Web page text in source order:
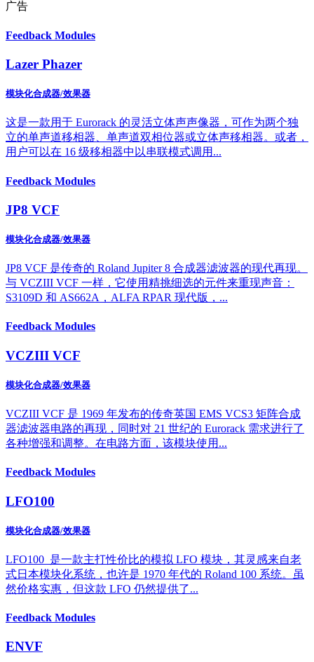
广告
Feedback Modules
Lazer Phazer
模块化合成器/效果器
这是一款用于 Eurorack 的灵活立体声声像器，可作为两个独
立的单声道移相器、单声道双相位器或立体声移相器。或者，
用户可以在 16 级移相器中以串联模式调用...
Feedback Modules
JP8 VCF
模块化合成器/效果器
JP8 VCF 是传奇的 Roland Jupiter 8 合成器滤波器的现代再现。
与 VCZIII VCF 一样，它使用精挑细选的元件来重现声音：
S3109D 和 AS662A，ALFA RPAR 现代版，...
Feedback Modules
VCZIII VCF
模块化合成器/效果器
VCZIII VCF 是 1969 年发布的传奇英国 EMS VCS3 矩阵合成
器滤波器电路的再现，同时对 21 世纪的 Eurorack 需求进行了
各种增强和调整。在电路方面，该模块使用...
Feedback Modules
LFO100
模块化合成器/效果器
LFO100 是一款主打性价比的模拟 LFO 模块，其灵感来自老
式日本模块化系统，也许是 1970 年代的 Roland 100 系统。虽
然价格实惠，但这款 LFO 仍然提供了...
Feedback Modules
ENVF